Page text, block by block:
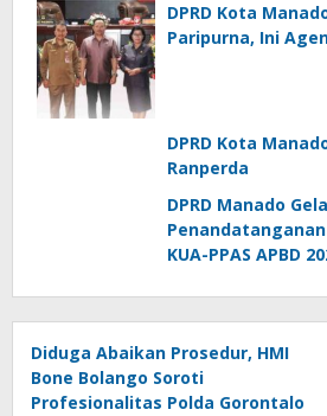
DPRD Kota
Paripurna, Ini
DPRD Kota
Ranperda
DPRD Manado
KUA-PPAS APBD
Diduga Abaikan Prosedur, HMI
Bone Bolango Soroti
Profesionalitas Polda Gorontalo